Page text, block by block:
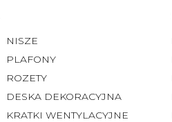
NISZE
PLAFONY
ROZETY
DESKA DEKORACYJNA
KRATKI WENTYLACYJNE